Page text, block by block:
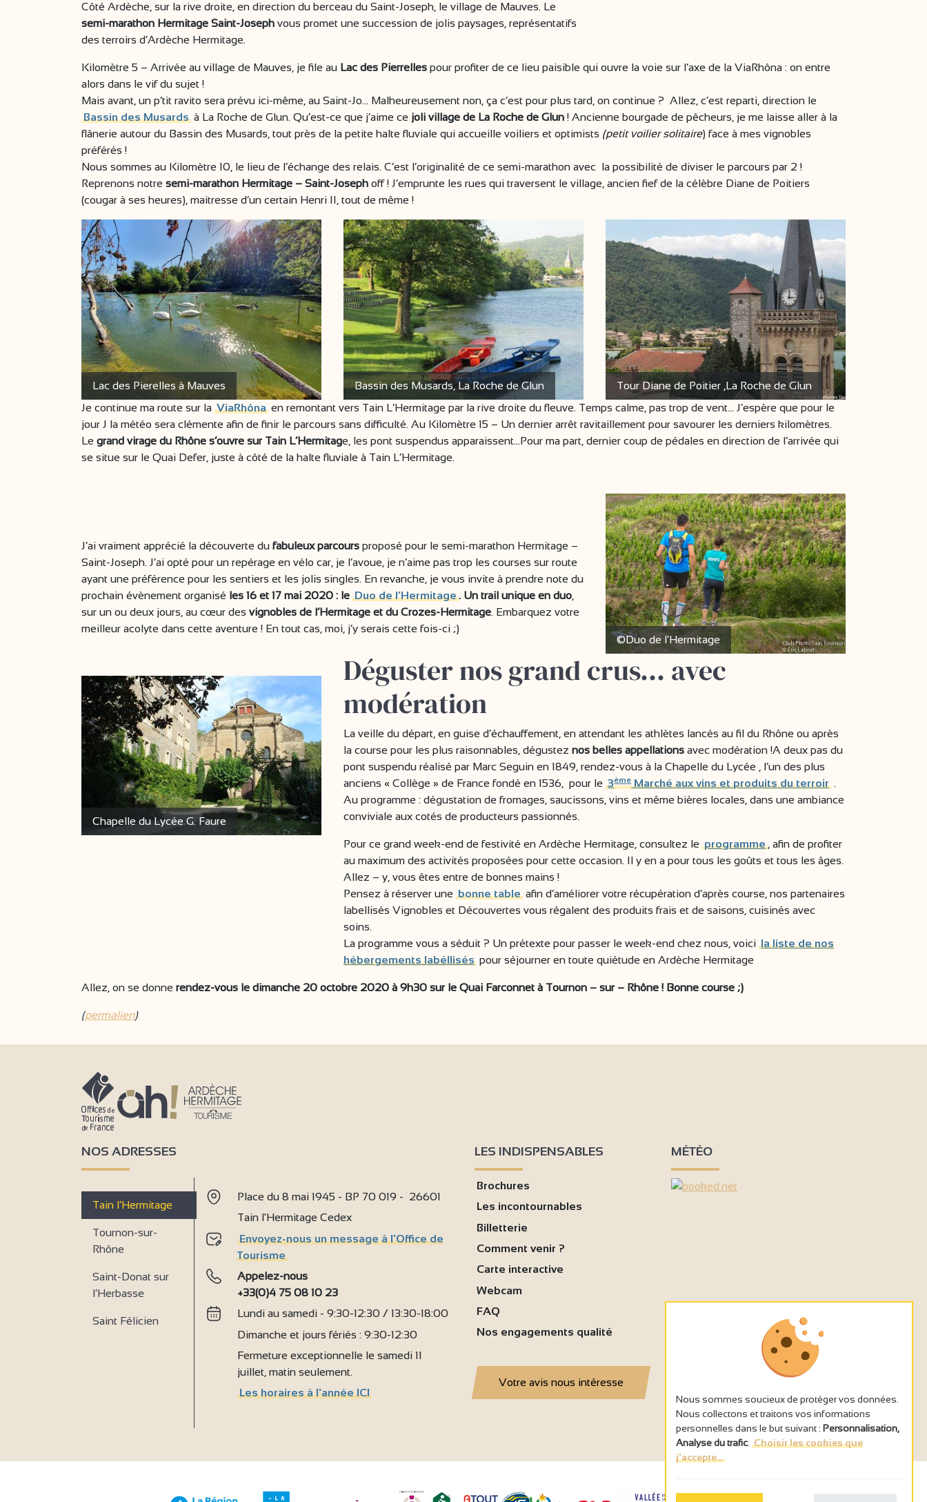
Côté Ardèche, sur la rive droite, en direction du berceau du Saint-Joseph, le village de Mauves. Le
semi-marathon Hermitage Saint-Joseph vous promet une succession de jolis paysages, représentatifs
des terroirs d’Ardèche Hermitage.
Kilomètre 5 – Arrivée au village de Mauves, je file au Lac des Pierrelles pour profiter de ce lieu paisible qui ouvre la voie sur l’axe de la ViaRhôna : on entre
alors dans le vif du sujet !
Mais avant, un p’tit ravito sera prévu ici-même, au Saint-Jo… Malheureusement non, ça c’est pour plus tard, on continue ? Allez, c’est reparti, direction le
Bassin des Musards à La Roche de Glun. Qu’est-ce que j’aime ce joli village de La Roche de Glun ! Ancienne bourgade de pêcheurs, je me laisse aller à la
flânerie autour du Bassin des Musards, tout près de la petite halte fluviale qui accueille voiliers et optimists (petit voilier solitaire) face à mes vignobles
préférés !
Nous sommes au Kilomètre 10, le lieu de l’échange des relais. C’est l’originalité de ce semi-marathon avec la possibilité de diviser le parcours par 2 !
Reprenons notre semi-marathon Hermitage – Saint-Joseph off ! J’emprunte les rues qui traversent le village, ancien fief de la célèbre Diane de Poitiers
(cougar à ses heures), maitresse d’un certain Henri II, tout de même !
Lac des Pierelles à Mauves Bassin des Musards, La Roche de Glun
Tour Diane de Poitier ,La Roche de Glun
Je continue ma route sur la ViaRhôna en remontant vers Tain L’Hermitage par la rive droite du fleuve. Temps calme, pas trop de vent… J’espère que pour le
jour J la météo sera clémente afin de finir le parcours sans difficulté. Au Kilomètre 15 – Un dernier arrêt ravitaillement pour savourer les derniers kilomètres.
Le grand virage du Rhône s’ouvre sur Tain L’Hermitage, les pont suspendus apparaissent…Pour ma part, dernier coup de pédales en direction de l’arrivée qui
se situe sur le Quai Defer, juste à côté de la halte fluviale à Tain L’Hermitage.
J’ai vraiment apprécié la découverte du fabuleux parcours proposé pour le semi-marathon Hermitage –
Saint-Joseph. J’ai opté pour un repérage en vélo car, je l’avoue, je n’aime pas trop les courses sur route
ayant une préférence pour les sentiers et les jolis singles. En revanche, je vous invite à prendre note du
prochain évènement organisé les 16 et 17 mai 2020 : le Duo de l’Hermitage. Un trail unique en duo
sur un ou deux jours, au cœur des vignobles de l’Hermitage et du Crozes-Hermitage. Embarquez votre
meilleur acolyte dans cette aventure ! En tout cas, moi, j’y serais cette fois-ci ;)
©Duo de l'Hermitage
Chapelle du Lycée G. Faure
Déguster nos grand crus… avec
modération
La veille du départ, en guise d’échauffement, en attendant les athlètes lancés au fil du Rhône ou après
la course pour les plus raisonnables, dégustez nos belles appellations avec modération !A deux pas du
pont suspendu réalisé par Marc Seguin en 1849, rendez-vous à la Chapelle du Lycée , l’un des plus
anciens « Collège » de France fondé en 1536, pour le 3èmeMarché aux vins et produits du terroir .
Au programme : dégustation de fromages, saucissons, vins et même bières locales, dans une ambiance
conviviale aux cotés de producteurs passionnés.
Pour ce grand week-end de festivité en Ardèche Hermitage, consultez le programme afin de profiter
au maximum des activités proposées pour cette occasion. Il y en a pour tous les goûts et tous les âges.
Allez – y, vous êtes entre de bonnes mains !
Pensez à réserver une bonne table afin d’améliorer votre récupération d’après course, nos partenaires
labellisés Vignobles et Découvertes vous régalent des produits frais et de saisons, cuisinés avec
soins.
La programme vous a séduit ? Un prétexte pour passer le week-end chez nous, voici la liste de nos
hébergements labéllisés pour séjourner en toute quiétude en Ardèche Hermitage
Allez, on se donne rendez-vous le dimanche 20 octobre 2020 à 9h30 sur le Quai Farconnet à Tournon – sur – Rhône ! Bonne course ;)
(permalien)
NOS ADRESSES
Tain l’Hermitage
Tournon-sur-
Rhône
Saint-Donat sur
l’Herbasse
Saint Félicien
Place du 8 mai 1945 - BP 70 019 - 26601
Tain l'Hermitage Cedex
Envoyez-nous un message à l'Office de
Tourisme
Appelez-nous
+33(0)4 75 08 10 23
Lundi au samedi - 9:30-12:30 / 13:30-18:00
Dimanche et jours fériés : 9:30-12:30
Fermeture exceptionnelle le samedi 11
juillet, matin seulement.
Les horaires à l'année ICI
LES INDISPENSABLES
Brochures
Les incontournables
Billetterie
Comment venir ?
Carte interactive
Webcam
FAQ
Nos engagements qualité
Votre avis nous intéresse
MÉTÉO
Nous sommes soucieux de protéger vos données.
Nous collectons et traitons vos informations
personnelles dans le but suivant : Personnalisation,
Analyse du trafic Choisir les cookies que
j'accepte...